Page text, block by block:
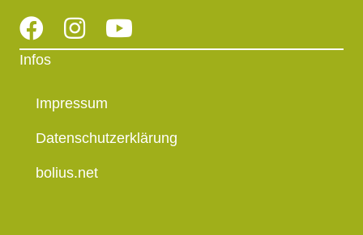
Facebook LinkInstagram Link
Youtube link
Infos
Impressum
Datenschutzerklärung
bolius.net